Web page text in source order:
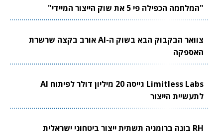
"המלחמה הכפילה פי 5 את שוק הייצור המיידי"
צוואר הבקבוק הבא בשוק ה-AI אורב בקצה שרשרת
האספקה
Limitless Labs גייסה 20 מיליון דולר לפיתוח AI
לתעשיית הייצור
RH בונה ברומניה תשתית ייצור ביטחוני ישראלית